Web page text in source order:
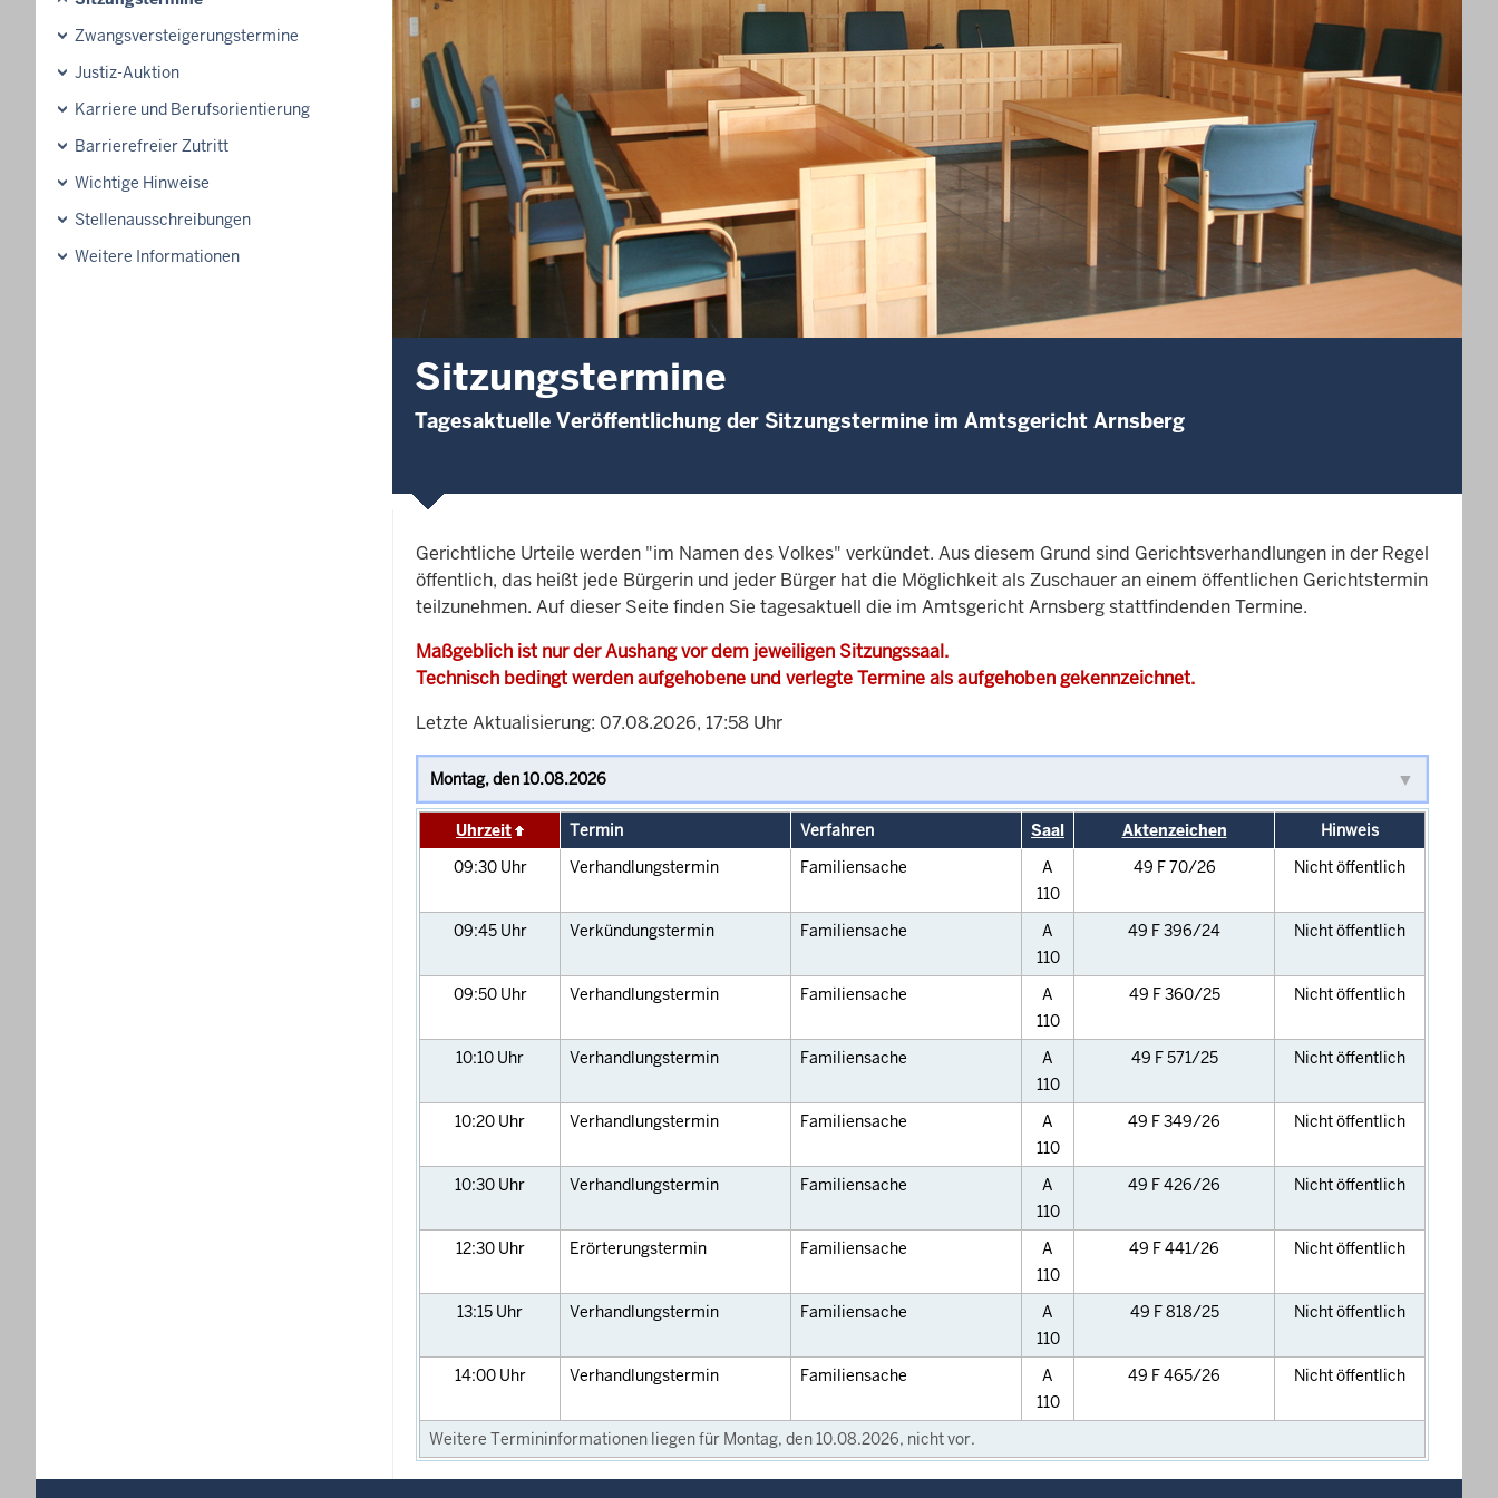
Zwangsversteigerungstermine
Justiz-Auktion
Karriere und Berufsorientierung
Barrierefreier Zutritt
Wichtige Hinweise
Stellenausschreibungen
Weitere Informationen
Sitzungstermine
Tagesaktuelle Veröffentlichung der Sitzungstermine im Amtsgericht Arnsberg
Gerichtliche Urteile werden "im Namen des Volkes" verkündet. Aus diesem Grund sind Gerichtsverhandlungen in der Regel
öffentlich, das heißt jede Bürgerin und jeder Bürger hat die Möglichkeit als Zuschauer an einem öffentlichen Gerichtstermin
teilzunehmen. Auf dieser Seite finden Sie tagesaktuell die im Amtsgericht Arnsberg stattfindenden Termine.
Maßgeblich ist nur der Aushang vor dem jeweiligen Sitzungssaal.
Technisch bedingt werden aufgehobene und verlegte Termine als aufgehoben gekennzeichnet.
Letzte Aktualisierung: 07.08.2026, 17:58 Uhr
Uhrzeit Termin Verfahren Saal Aktenzeichen
Hinweis
09:30 Uhr Verhandlungstermin Familiensache
A
110
49 F 70/26 Nicht öffentlich
09:45 Uhr Verkündungstermin Familiensache
A
110
49 F 396/24 Nicht öffentlich
09:50 Uhr Verhandlungstermin Familiensache
A
110
49 F 360/25 Nicht öffentlich
10:10 Uhr Verhandlungstermin Familiensache
A
110
49 F 571/25 Nicht öffentlich
10:20 Uhr Verhandlungstermin Familiensache
A
110
49 F 349/26 Nicht öffentlich
10:30 Uhr Verhandlungstermin Familiensache
A
110
49 F 426/26 Nicht öffentlich
12:30 Uhr Erörterungstermin Familiensache
A
110
49 F 441/26 Nicht öffentlich
13:15 Uhr Verhandlungstermin Familiensache
A
110
49 F 818/25 Nicht öffentlich
14:00 Uhr Verhandlungstermin Familiensache
A
110
49 F 465/26 Nicht öffentlich
Weitere Termininformationen liegen für Montag, den 10.08.2026, nicht vor.